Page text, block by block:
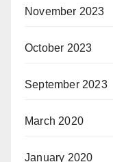
November 2023
October 2023
September 2023
March 2020
January 2020